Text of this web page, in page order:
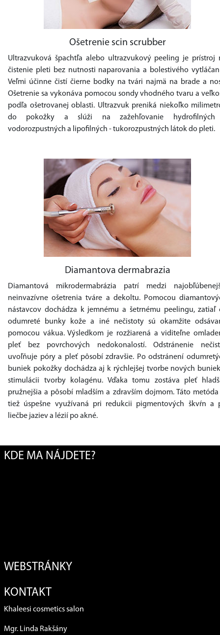
Ošetrenie scin scrubber
Ultrazvuková špachtľa alebo ultrazvukový peeling je prístroj
čistenie pleti bez nutnosti naparovania a bolestivého
Veľmi účinne čistí čierne bodky na tvári najmä na brade a
Ošetrenie sa vykonáva pomocou sondy vhodného tvaru a
podľa ošetrovanej oblasti. Ultrazvuk preniká niekoľko
do pokožky a slúži na zažehľovanie
vodorozpustných a lipofilných - tukorozpustných látok do pleti.
Diamantova dermabrazia
Diamantová mikrodermabrázia patrí medzi
neinvazívne ošetrenia tváre a dekoltu. Pomocou
nástavcov dochádza k jemnému a šetrnému peelingu, zatiaľ
odumreté bunky kože a iné nečistoty sú okamžite
pomocou vákua. Výsledkom je rozžiarená a viditeľne
pleť bez povrchových nedokonalostí. Odstránenie
uvoľňuje póry a pleť pôsobí zdravšie. Po odstránení
buniek pokožky dochádza aj k rýchlejšej tvorbe nových
stimulácii tvorby kolagénu. Vďaka tomu zostáva pleť
pružnejšia a pôsobí mladším a zdravším dojmom. Táto
tiež úspešne využívaná pri redukcii pigmentových škvŕn a
liečbe jaziev a lézií po akné.
KDE MA NÁJDETE?
WEBSTRÁNKY
KONTAKT
Khaleesi cosmetics salon
Mgr. Linda Rakšány